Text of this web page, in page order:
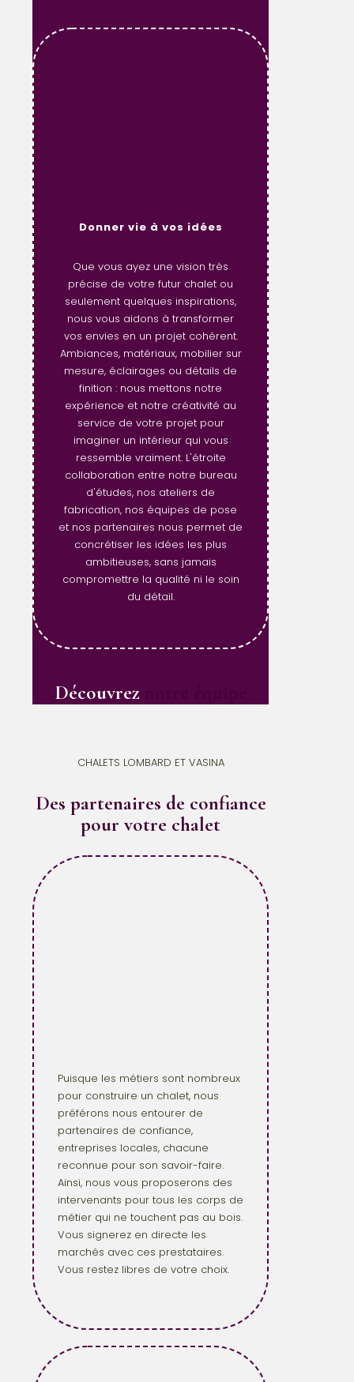
Donner vie à vos idées
Que vous ayez une vision très
précise de votre futur chalet ou
seulement quelques inspirations,
nous vous aidons à transformer
vos envies en un projet cohérent.
Ambiances, matériaux, mobilier sur
mesure, éclairages ou détails de
finition : nous mettons notre
expérience et notre créativité au
service de votre projet pour
imaginer un intérieur qui vous
ressemble vraiment. L'étroite
collaboration entre notre bureau
d'études, nos ateliers de
fabrication, nos équipes de pose
et nos partenaires nous permet de
concrétiser les idées les plus
ambitieuses, sans jamais
compromettre la qualité ni le soin
du détail.
Découvrez
CHALETS LOMBARD ET VASINA
Des partenaires de confiance
pour votre chalet
Puisque les métiers sont nombreux
pour construire un chalet, nous
préférons nous entourer de
partenaires de confiance,
entreprises locales, chacune
reconnue pour son savoir-faire.
Ainsi, nous vous proposerons des
intervenants pour tous les corps de
métier qui ne touchent pas au bois.
Vous signerez en directe les
marchés avec ces prestataires.
Vous restez libres de votre choix.